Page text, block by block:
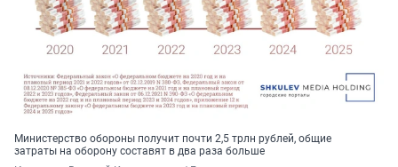
Министерство обороны получит почти 2,5 трлн рублей, общие
затраты на оборону составят в два раза больше